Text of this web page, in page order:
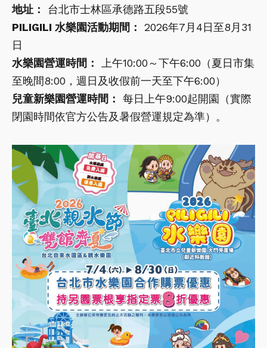
地址：
台北市士林區承德路五段55號
PILIGILI 水樂園活動期間：
2026年7月4日至8月31
日
水樂園營運時間：
上午10:00～下午6:00（夏日市集
至晚間8:00，週日及收假前一天至下午6:00）
兒童新樂園營運時間：
每日上午9:00起開園（實際
閉園時間依官方公告及暑假營運規定為準）。